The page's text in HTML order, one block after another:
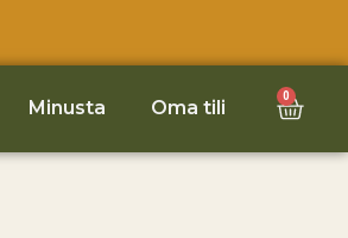
Minusta Oma tili
0
Cart